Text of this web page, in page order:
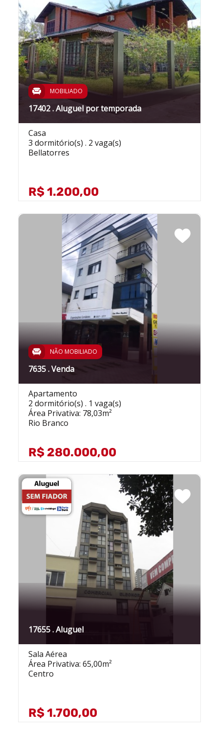
MOBILIADO
17402 . Aluguel por temporada
Casa
3 dormitório(s) . 2 vaga(s)
Bellatorres
R$ 1.200,00
NÃO MOBILIADO
7635 . Venda
Apartamento
2 dormitório(s) . 1 vaga(s)
Área Privativa: 78,03m²
Rio Branco
R$ 280.000,00
17655 . Aluguel
Sala Aérea
Área Privativa: 65,00m²
Centro
R$ 1.700,00